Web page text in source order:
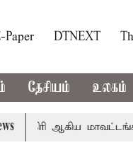
Paper DTNEXT
தேசியம் உலகம்
ஆகிய